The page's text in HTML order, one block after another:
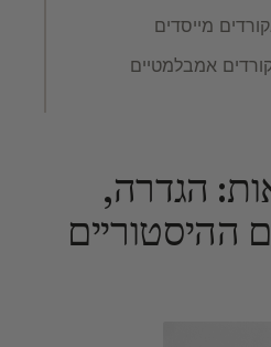
מייסדים
אמבלמטיים
הגדרה,
ההיסטוריים